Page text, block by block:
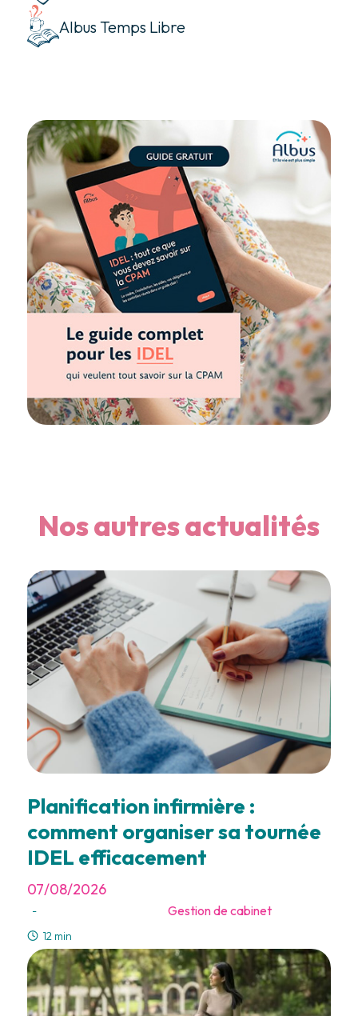
Albus Temps Libre
Nos autres actualités
Planification infirmière :
comment organiser sa tournée
IDEL efficacement
07/08/2026
- Gestion de cabinet
12 min